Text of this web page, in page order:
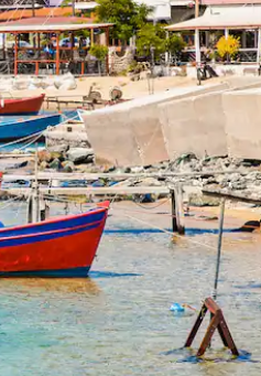
ose eksploro duke prekur ose